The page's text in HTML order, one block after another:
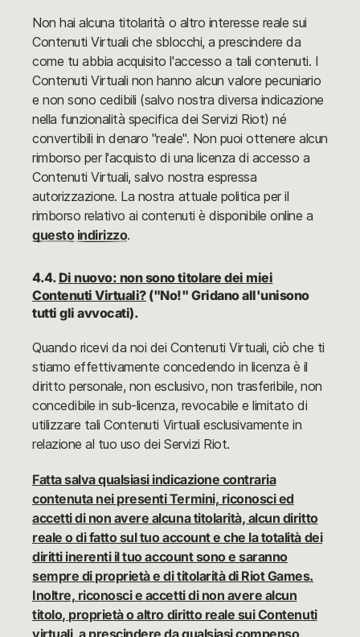
Non hai alcuna titolarità o altro interesse reale sui
Contenuti Virtuali che sblocchi, a prescindere da
come tu abbia acquisito l'accesso a tali contenuti. I
Contenuti Virtuali non hanno alcun valore pecuniario
e non sono cedibili (salvo nostra diversa indicazione
nella funzionalità specifica dei Servizi Riot) né
convertibili in denaro "reale". Non puoi ottenere alcun
rimborso per l'acquisto di una licenza di accesso a
Contenuti Virtuali, salvo nostra espressa
autorizzazione. La nostra attuale politica per il
rimborso relativo ai contenuti è disponibile online a
questo indirizzo.
4.4. Di nuovo: non sono titolare dei miei
Contenuti Virtuali?("No!" Gridano all'unisono
tutti gli avvocati).
Quando ricevi da noi dei Contenuti Virtuali, ciò che ti
stiamo effettivamente concedendo in licenza è il
diritto personale, non esclusivo, non trasferibile, non
concedibile in sub-licenza, revocabile e limitato di
utilizzare tali Contenuti Virtuali esclusivamente in
relazione al tuo uso dei Servizi Riot.
Fatta salva qualsiasi indicazione contraria
contenuta nei presenti Termini, riconosci ed
accetti di non avere alcuna titolarità, alcun diritto
reale o di fatto sul tuo account e che la totalità dei
diritti inerenti il tuo account sono e saranno
sempre di proprietà e di titolarità di Riot Games.
Inoltre, riconosci e accetti di non avere alcun
titolo, proprietà o altro diritto reale sui Contenuti
virtuali, a prescindere da qualsiasi compenso